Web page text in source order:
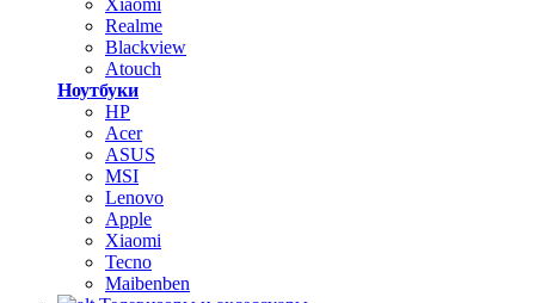
Xiaomi
Realme
Blackview
Atouch
Ноутбуки
HP
Acer
ASUS
MSI
Lenovo
Apple
Xiaomi
Tecno
Maibenben